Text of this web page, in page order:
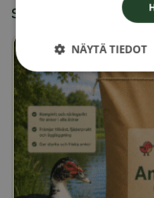
Saatat myös pitää...
NÄYTÄ TIEDOT